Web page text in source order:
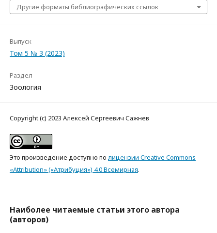
Другие форматы библиографических ссылок
Выпуск
Том 5 № 3 (2023)
Раздел
Зоология
Copyright (c) 2023 Алексей Сергеевич Сажнев
Это произведение доступно по лицензии Creative Commons
«Attribution» («Атрибуция») 4.0 Всемирная.
Наиболее читаемые статьи этого автора
(авторов)